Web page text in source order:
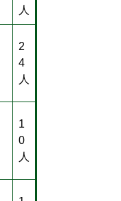
人
2
4
人
1
0
人